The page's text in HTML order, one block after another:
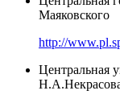
Маяковского
http://
Центральная